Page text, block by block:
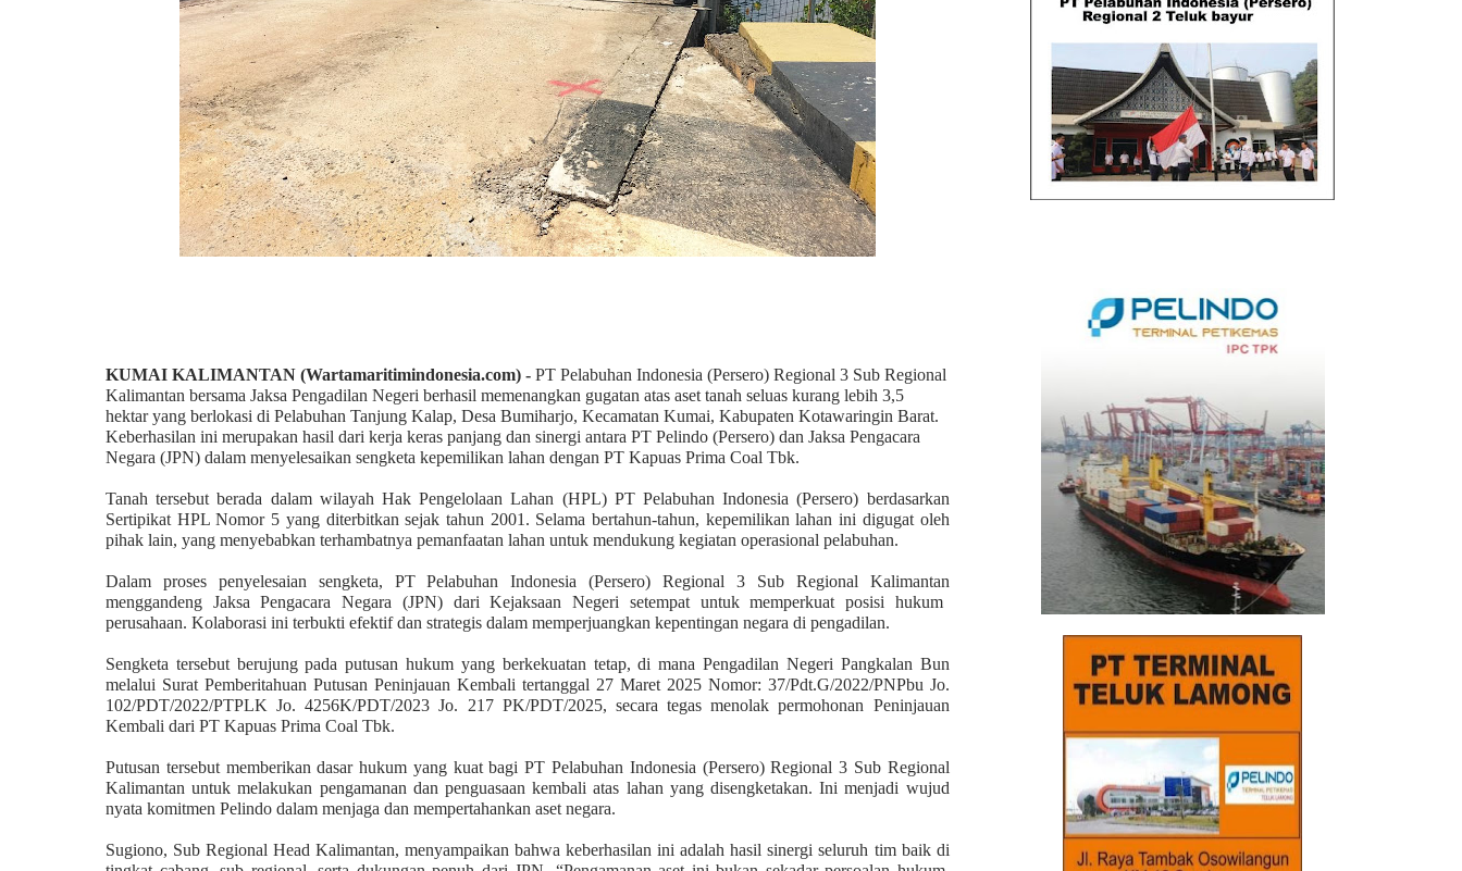
KUMAI KALIMANTAN (Wartamaritimindonesia.com) - PT Pelabuhan Indonesia (Persero) Regional 3 Sub Regional
Kalimantan bersama Jaksa Pengadilan Negeri berhasil memenangkan gugatan atas aset tanah seluas kurang lebih 3,5
hektar yang berlokasi di Pelabuhan Tanjung Kalap, Desa Bumiharjo, Kecamatan Kumai, Kabupaten Kotawaringin Barat.
Keberhasilan ini merupakan hasil dari kerja keras panjang dan sinergi antara PT Pelindo (Persero) dan Jaksa Pengacara
Negara (JPN) dalam menyelesaikan sengketa kepemilikan lahan dengan PT Kapuas Prima Coal Tbk.
Tanah tersebut berada dalam wilayah Hak PengelolaanLahan (HPL) PT Pelabuhan Indonesia (Persero) berdasarkan
Sertipikat HPL Nomor 5 yang diterbitkan sejak tahun 2001. Selama bertahun-tahun, kepemilikan lahan ini digugat oleh
pihak lain, yang menyebabkan terhambatnya pemanfaatan lahan untuk mendukung kegiatan operasional pelabuhan.
Dalam proses penyelesaian sengketa, PT Pelabuhan Indonesia (Persero) Regional 3 Sub Regional Kalimantan
menggandeng Jaksa Pengacara Negara (JPN) dari Kejaksaan Negeri setempat untuk memperkuat posisi hukum
perusahaan. Kolaborasi ini terbukti efektif dan strategis dalam memperjuangkan kepentingan negara di pengadilan.
Sengketa tersebut berujung pada putusan hukum yang berkekuatan tetap, di mana Pengadilan Negeri Pangkalan Bun
melalui Surat Pemberitahuan Putusan Peninjauan Kembali tertanggal 27 Maret 2025 Nomor: 37/Pdt.G/2022/PNPbu Jo.
102/PDT/2022/PTPLK Jo. 4256K/PDT/2023 Jo. 217 PK/PDT/2025, secara tegas menolak permohonan Peninjauan
Kembali dari PT Kapuas Prima Coal Tbk.
Putusan tersebut memberikan dasar hukum yang kuat bagi PT Pelabuhan Indonesia (Persero)Regional 3 Sub Regional
Kalimantan untuk melakukan pengamanan dan penguasaan kembali atas lahan yang disengketakan. Ini menjadi wujud
nyata komitmen Pelindo dalam menjaga dan mempertahankan aset negara.
Sugiono, Sub Regional Head Kalimantan, menyampaikan bahwa keberhasilan ini adalah hasil sinergi seluruh tim baik di